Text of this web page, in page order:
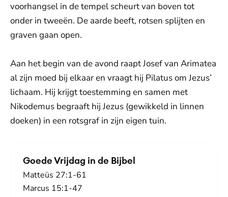
voorhangsel in de tempel scheurt van boven tot
onder in tweeën. De aarde beeft, rotsen splijten en
graven gaan open.
Aan het begin van de avond raapt Josef van Arimatea
al zijn moed bij elkaar en vraagt hij Pilatus om Jezus’
lichaam. Hij krijgt toestemming en samen met
Nikodemus begraaft hij Jezus (gewikkeld in linnen
doeken) in een rotsgraf in zijn eigen tuin.
Goede Vrijdag in de Bijbel
Matteüs 27:1-61
Marcus 15:1-47